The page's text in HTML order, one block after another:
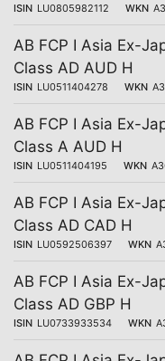
ISIN LU0805982112 WKN
AB FCP I Asia Ex-
Class AD AUD H
ISIN LU0511404278 WKN
AB FCP I Asia Ex-
Class A AUD H
ISIN LU0511404195 WKN
AB FCP I Asia Ex-
Class AD CAD H
ISIN LU0592506397 WKN
AB FCP I Asia Ex-
Class AD GBP H
ISIN LU0733933534 WKN